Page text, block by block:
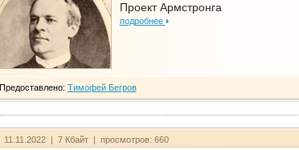
Проект Армстронга
подробнее
Предоставлено: Тимофей Бегров
11.11.2022 | 7 Кбайт | просмотров: 660